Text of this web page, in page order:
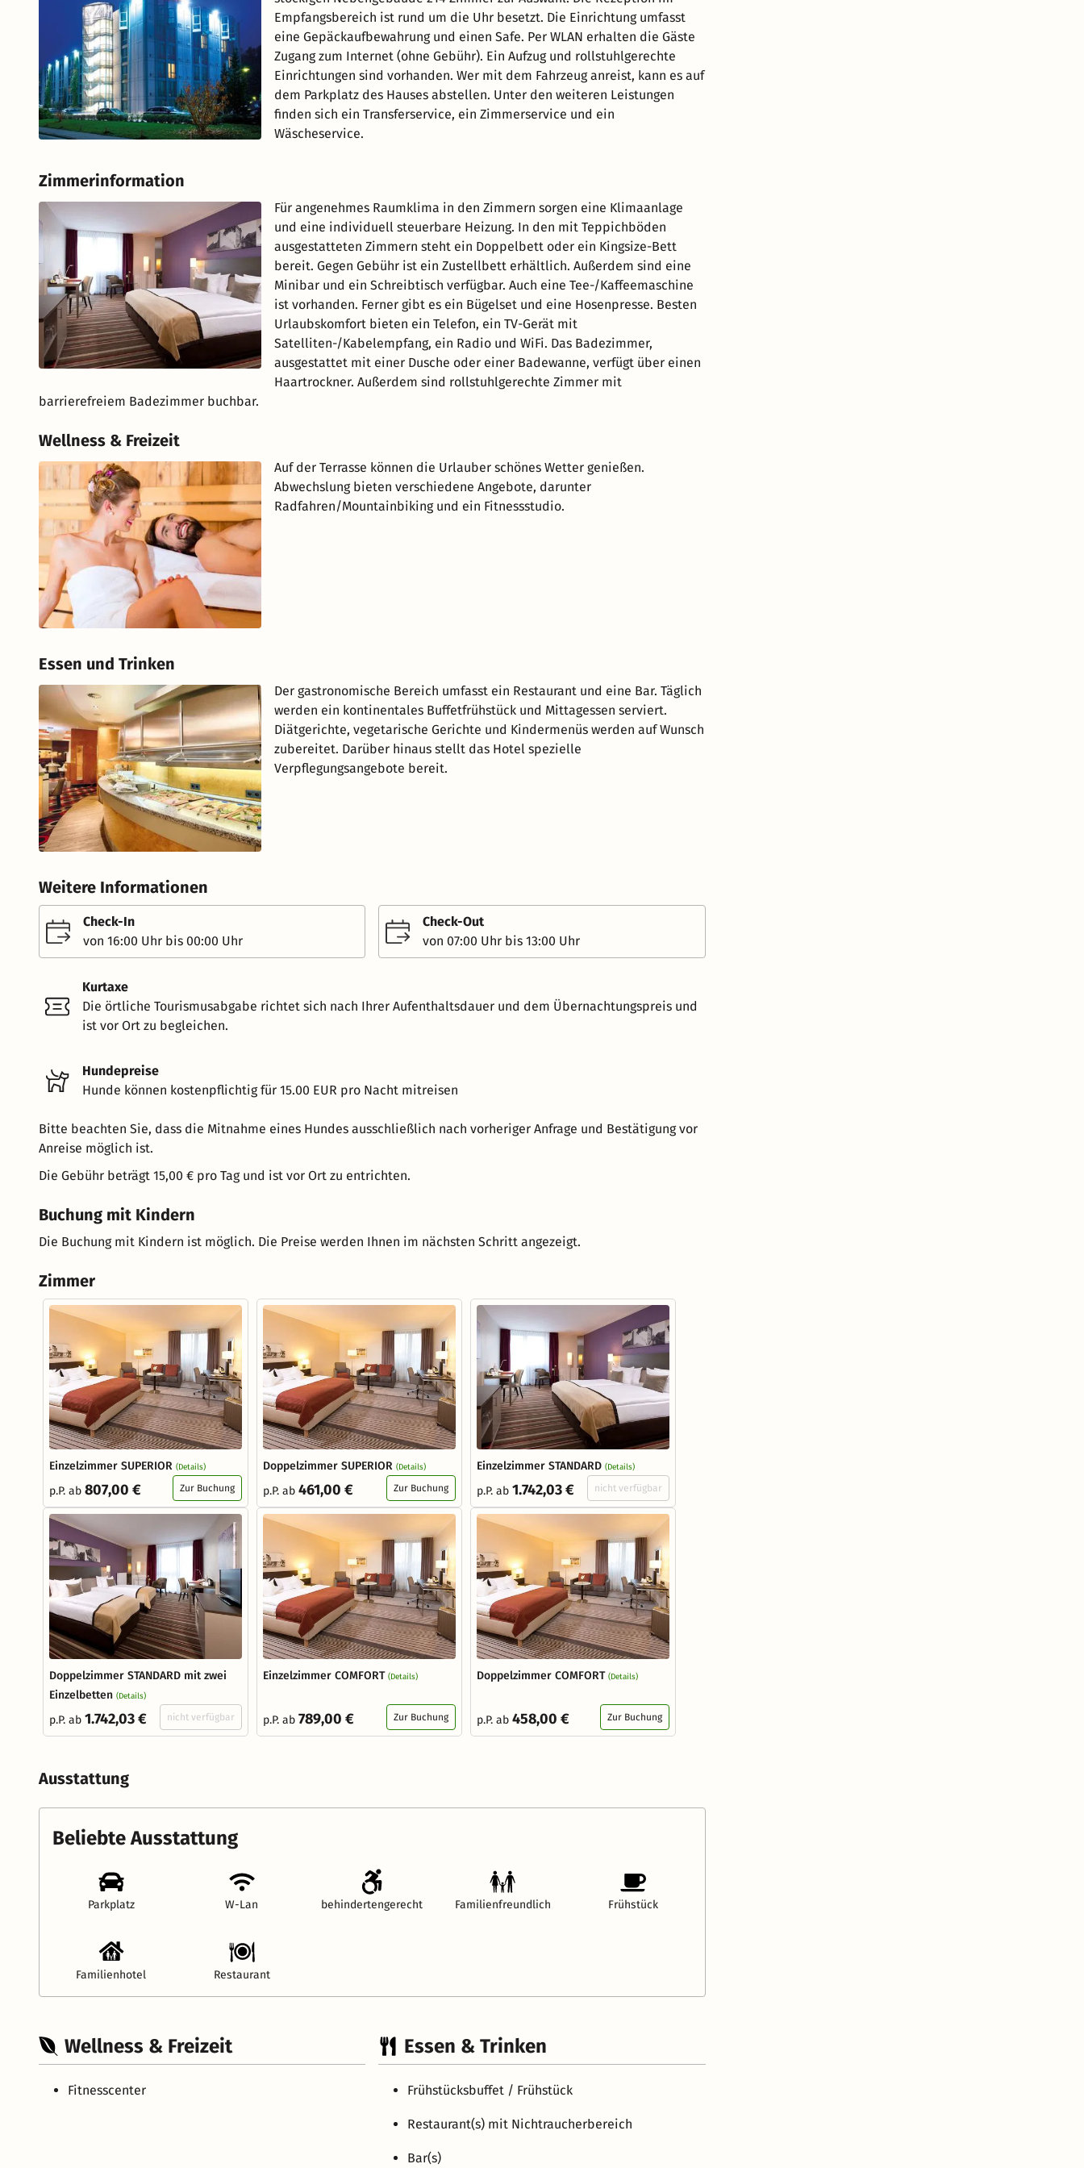
Empfangsbereich ist rund um die Uhr besetzt. Die Einrichtung umfasst
eine Gepäckaufbewahrung und einen Safe. Per WLAN erhalten die Gäste
Zugang zum Internet (ohne Gebühr). Ein Aufzug und rollstuhlgerechte
Einrichtungen sind vorhanden. Wer mit dem Fahrzeug anreist, kann es auf
dem Parkplatz des Hauses abstellen. Unter den weiteren Leistungen
finden sich ein Transferservice, ein Zimmerservice und ein
Wäscheservice.
Zimmerinformation
Für angenehmes Raumklima in den Zimmern sorgen eine Klimaanlage
und eine individuell steuerbare Heizung. In den mit Teppichböden
ausgestatteten Zimmern steht ein Doppelbett oder ein Kingsize-Bett
bereit. Gegen Gebühr ist ein Zustellbett erhältlich. Außerdem sind eine
Minibar und ein Schreibtisch verfügbar. Auch eine Tee-/Kaffeemaschine
ist vorhanden. Ferner gibt es ein Bügelset und eine Hosenpresse. Besten
Urlaubskomfort bieten ein Telefon, ein TV-Gerät mit
Satelliten-/Kabelempfang, ein Radio und WiFi. Das Badezimmer,
ausgestattet mit einer Dusche oder einer Badewanne, verfügt über einen
Haartrockner. Außerdem sind rollstuhlgerechte Zimmer mit
barrierefreiem Badezimmer buchbar.
Wellness & Freizeit
Auf der Terrasse können die Urlauber schönes Wetter genießen.
Abwechslung bieten verschiedene Angebote, darunter
Radfahren/Mountainbiking und ein Fitnessstudio.
Essen und Trinken
Der gastronomische Bereich umfasst ein Restaurant und eine Bar. Täglich
werden ein kontinentales Buffetfrühstück und Mittagessen serviert.
Diätgerichte, vegetarische Gerichte und Kindermenüs werden auf Wunsch
zubereitet. Darüber hinaus stellt das Hotel spezielle
Verpflegungsangebote bereit.
Weitere Informationen
Check-In
von 16:00 Uhr bis 00:00 Uhr
Check-Out
von 07:00 Uhr bis 13:00 Uhr
Kurtaxe
Die örtliche Tourismusabgabe richtet sich nach Ihrer Aufenthaltsdauer und dem Übernachtungspreis und
ist vor Ort zu begleichen.
Hundepreise
Hunde können kostenpflichtig für 15.00 EUR pro Nacht mitreisen
Bitte beachten Sie, dass die Mitnahme eines Hundes ausschließlich nach vorheriger Anfrage und Bestätigung vor
Anreise möglich ist.
Die Gebühr beträgt 15,00 € pro Tag und ist vor Ort zu entrichten.
Buchung mit Kindern
Die Buchung mit Kindern ist möglich. Die Preise werden Ihnen im nächsten Schritt angezeigt.
Zimmer
Einzelzimmer SUPERIOR (Details)
p.P. ab 807,00 € Zur Buchung
Doppelzimmer SUPERIOR (Details)
p.P. ab 461,00 € Zur Buchung
Einzelzimmer STANDARD (Details)
p.P. ab 1.742,03 € nicht verfügbar
Doppelzimmer STANDARD mit zwei
Einzelbetten (Details)
p.P. ab 1.742,03 € nicht verfügbar
Einzelzimmer COMFORT (Details)
p.P. ab 789,00 € Zur Buchung
Doppelzimmer COMFORT (Details)
p.P. ab 458,00 € Zur Buchung
Ausstattung
Beliebte Ausstattung
Parkplatz W-Lan behindertengerecht Familienfreundlich Frühstück
Familienhotel Restaurant
Wellness & Freizeit
Fitnesscenter
Essen & Trinken
Frühstücksbuffet / Frühstück
Restaurant(s) mit Nichtraucherbereich
Bar(s)